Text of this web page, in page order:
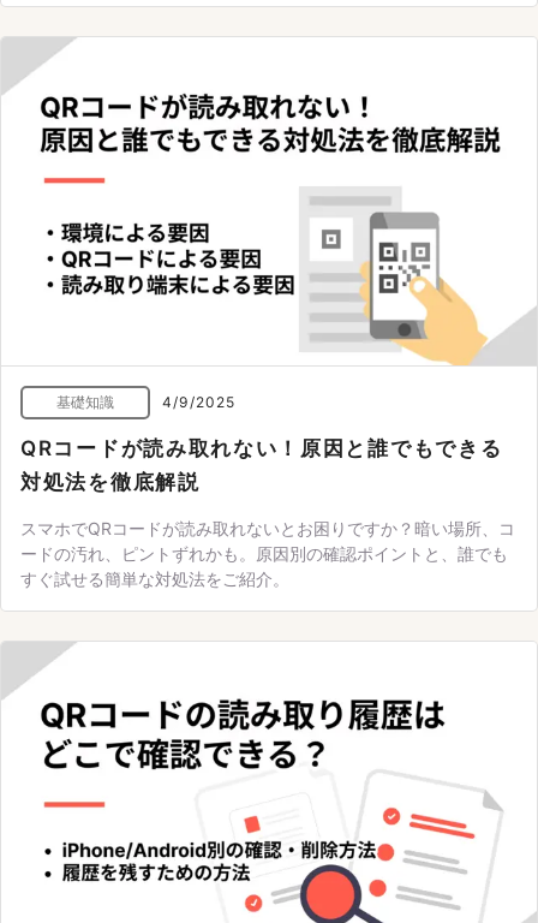
基礎知識 4/9/2025
QRコードが読み取れない！原因と誰でもできる
対処法を徹底解説
スマホでQRコードが読み取れないとお困りですか？暗い場所、コ
ードの汚れ、ピントずれかも。原因別の確認ポイントと、誰でも
すぐ試せる簡単な対処法をご紹介。